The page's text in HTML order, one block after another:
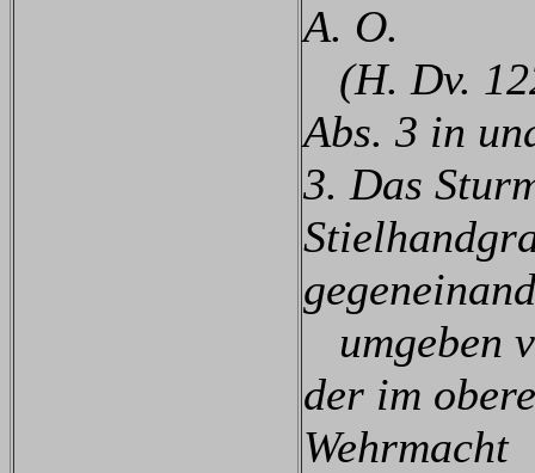
A. O.
(H. Dv.
Abs. 3 in
3. Das
umgeben
der im
Wehrmacht